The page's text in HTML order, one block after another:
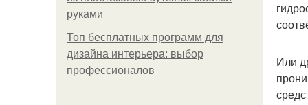
руками
Топ бесплатных программ для
дизайна интерьера: выбор
профессионалов
Или